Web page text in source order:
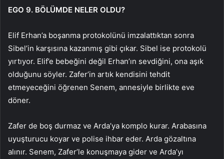
EGO 9. BÖLÜMDE NELER OLDU?
Elif Erhan’a boşanma protokolünü imzalattıktan sonra
Sibel’in karşısına kazanmış gibi çıkar. Sibel ise protokolü
yırtıyor. Elif’e bebeğini değil Erhan’ın sevdiğini, ona aşık
olduğunu söyler. Zafer’in artık kendisini tehdit
etmeyeceğini öğrenen Senem, annesiyle birlikte eve
döner.
Zafer de boş durmaz ve Arda’ya komplo kurar. Arabasına
uyuşturucu koyar ve polise ihbar eder. Arda gözaltına
alınır. Senem, Zafer’le konuşmaya gider ve Arda’yı